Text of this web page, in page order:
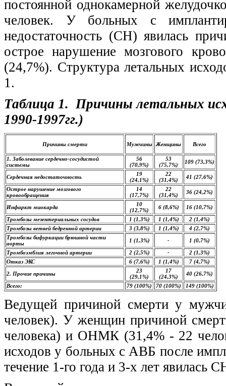
постоянной однокамерной
человек. У больных с
недостаточность (СН) явилась
острое нарушение мозгового
(24,7%). Структура летальных
1.
Таблица 1. Причины летальных
1990-1997гг.)
Причины смерти Мужчины Женщины Всего
1. Заболевание сердечно-сосудистой
системы
56
(70,9%)
53
(75,7%)
109 (73,3%)
Сердечная недостаточность
19
(24,1%)
22
(31,4%)
41 (27,6%)
Острое нарушение мозгового
кровообращения
14
(17,7%)
22
(31,4%)
36 (24,2%)
Инфаркт миокарда
10
(12,7%)
6 (8,6%)
16 (10,7%)
Тромбозы мезентериальных сосудов
1 (1,3%) 1 (1,4%)
2 (1,4%)
Тромбозы ветвей бедренной артерии
3 (3,8%) 1 (1,4%)
4 (2,7%)
Тромбозы бифуркации брюшной части
аорты
1 (1,3%) -
1 (0,7%)
Тромбоэмблия легочной артерии
2 (2,5%) -
2 (1,3%)
Отказ ЭКС
6 (7,6%) 1 (1,4%)
7 (4,7%)
2. Прочие причины
23
(29,1%)
17
(24,3%)
40 (26,7%)
Всего:
79 (100%) 70 (100%) 149 (100%)
Ведущей причиной смерти у
человек). У женщин причиной
человека) и ОНМК (31,4% - 22
исходов у больных с АВБ после
течение 1-го года и 3-х лет явилась